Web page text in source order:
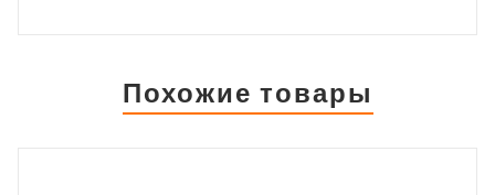
Похожие товары